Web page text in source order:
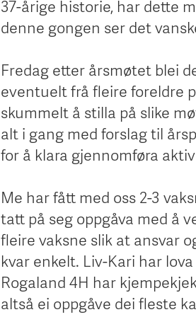
37-årige historie, har dette
denne gongen ser det
Fredag etter årsmøtet blei
eventuelt frå fleire foreldre
skummelt å stilla på slike
alt i gang med forslag til
for å klara gjennomføra
Me har fått med oss 2-3
tatt på seg oppgåva med å
fleire vaksne slik at ansvar
kvar enkelt. Liv-Kari har
Rogaland 4H har
altså ei oppgåve dei fleste